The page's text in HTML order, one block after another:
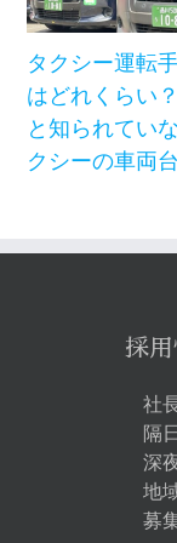
タクシー運転
はどれくらい
と知られてい
クシーの車両
採
社
隔
深
地
募